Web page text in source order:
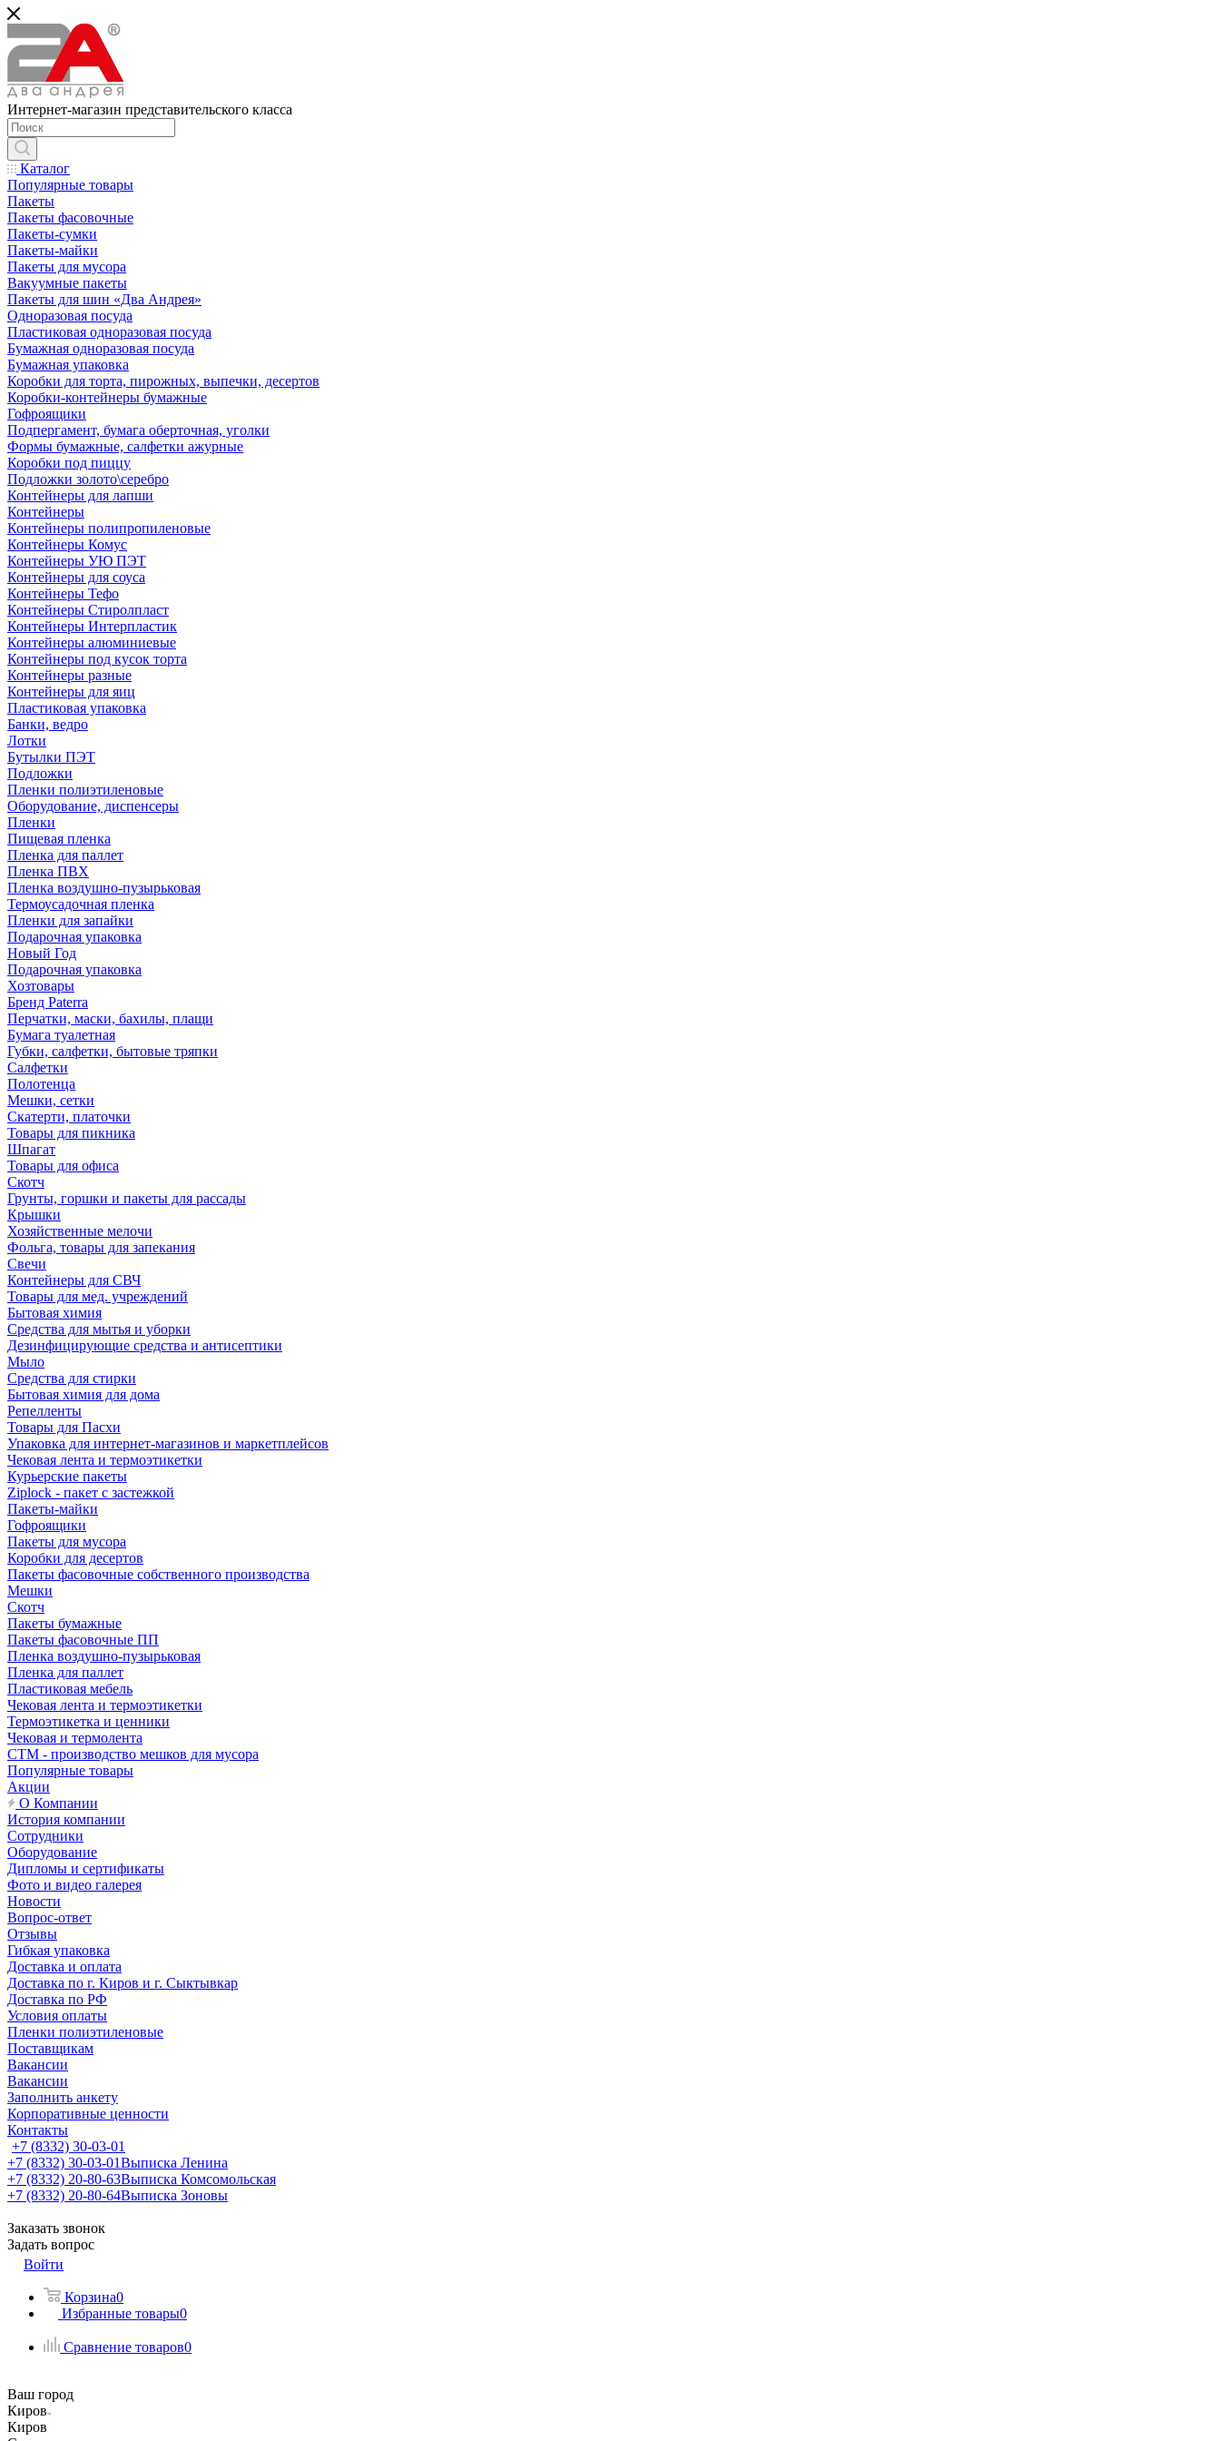
Интернет-магазин представительского класса
Каталог
Популярные товары
Пакеты
Пакеты фасовочные
Пакеты-сумки
Пакеты-майки
Пакеты для мусора
Вакуумные пакеты
Пакеты для шин «Два Андрея»
Одноразовая посуда
Пластиковая одноразовая посуда
Бумажная одноразовая посуда
Бумажная упаковка
Коробки для торта, пирожных, выпечки, десертов
Коробки-контейнеры бумажные
Гофроящики
Подпергамент, бумага оберточная, уголки
Формы бумажные, салфетки ажурные
Коробки под пиццу
Подложки золото\серебро
Контейнеры для лапши
Контейнеры
Контейнеры полипропиленовые
Контейнеры Комус
Контейнеры УЮ ПЭТ
Контейнеры для соуса
Контейнеры Тефо
Контейнеры Стиролпласт
Контейнеры Интерпластик
Контейнеры алюминиевые
Контейнеры под кусок торта
Контейнеры разные
Контейнеры для яиц
Пластиковая упаковка
Банки, ведро
Лотки
Бутылки ПЭТ
Подложки
Пленки полиэтиленовые
Оборудование, диспенсеры
Пленки
Пищевая пленка
Пленка для паллет
Пленка ПВХ
Пленка воздушно-пузырьковая
Термоусадочная пленка
Пленки для запайки
Подарочная упаковка
Новый Год
Подарочная упаковка
Хозтовары
Бренд Paterra
Перчатки, маски, бахилы, плащи
Бумага туалетная
Губки, салфетки, бытовые тряпки
Салфетки
Полотенца
Мешки, сетки
Скатерти, платочки
Товары для пикника
Шпагат
Товары для офиса
Скотч
Грунты, горшки и пакеты для рассады
Крышки
Хозяйственные мелочи
Фольга, товары для запекания
Свечи
Контейнеры для СВЧ
Товары для мед. учреждений
Бытовая химия
Средства для мытья и уборки
Дезинфицирующие средства и антисептики
Мыло
Средства для стирки
Бытовая химия для дома
Репелленты
Товары для Пасхи
Упаковка для интернет-магазинов и маркетплейсов
Чековая лента и термоэтикетки
Курьерские пакеты
Ziplock - пакет с застежкой
Пакеты-майки
Гофроящики
Пакеты для мусора
Коробки для десертов
Пакеты фасовочные собственного производства
Мешки
Скотч
Пакеты бумажные
Пакеты фасовочные ПП
Пленка воздушно-пузырьковая
Пленка для паллет
Пластиковая мебель
Чековая лента и термоэтикетки
Термоэтикетка и ценники
Чековая и термолента
СТМ - производство мешков для мусора
Популярные товары
Акции
О Компании
История компании
Сотрудники
Оборудование
Дипломы и сертификаты
Фото и видео галерея
Новости
Вопрос-ответ
Отзывы
Гибкая упаковка
Доставка и оплата
Доставка по г. Киров и г. Сыктывкар
Доставка по РФ
Условия оплаты
Пленки полиэтиленовые
Поставщикам
Вакансии
Вакансии
Заполнить анкету
Корпоративные ценности
Контакты
+7 (8332) 30-03-01
+7 (8332) 30-03-01Выписка Ленина
+7 (8332) 20-80-63Выписка Комсомольская
+7 (8332) 20-80-64Выписка Зоновы
Заказать звонок
Задать вопрос
Войти
Корзина0
Избранные товары0
Сравнение товаров0
Ваш город
Киров
Киров